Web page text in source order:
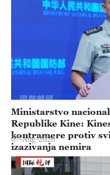
Ministarstvo
Republike Kine:
kontramere protiv
izazivanja nemira
07-Aug-2026